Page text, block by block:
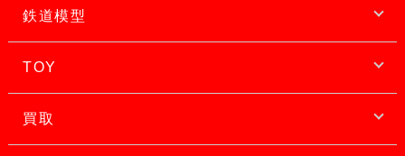
鉄道模型
TOY
買取